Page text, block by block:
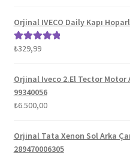
₺1.300,00.
₺1.100,00.
Orjinal IVECO Daily Kapı
5 üzerinden
₺329,99
Orjinal Iveco 2.El Tector Motor
99340056
₺6.500,00
Orjinal Tata Xenon Sol Arka
289470006305